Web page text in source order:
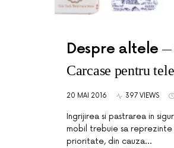
Despre altele
Carcase pentru
20 MAI 2016 397 VIEWS
Ingrijirea si pastrarea in
mobil trebuie sa
prioritate, din cauza…